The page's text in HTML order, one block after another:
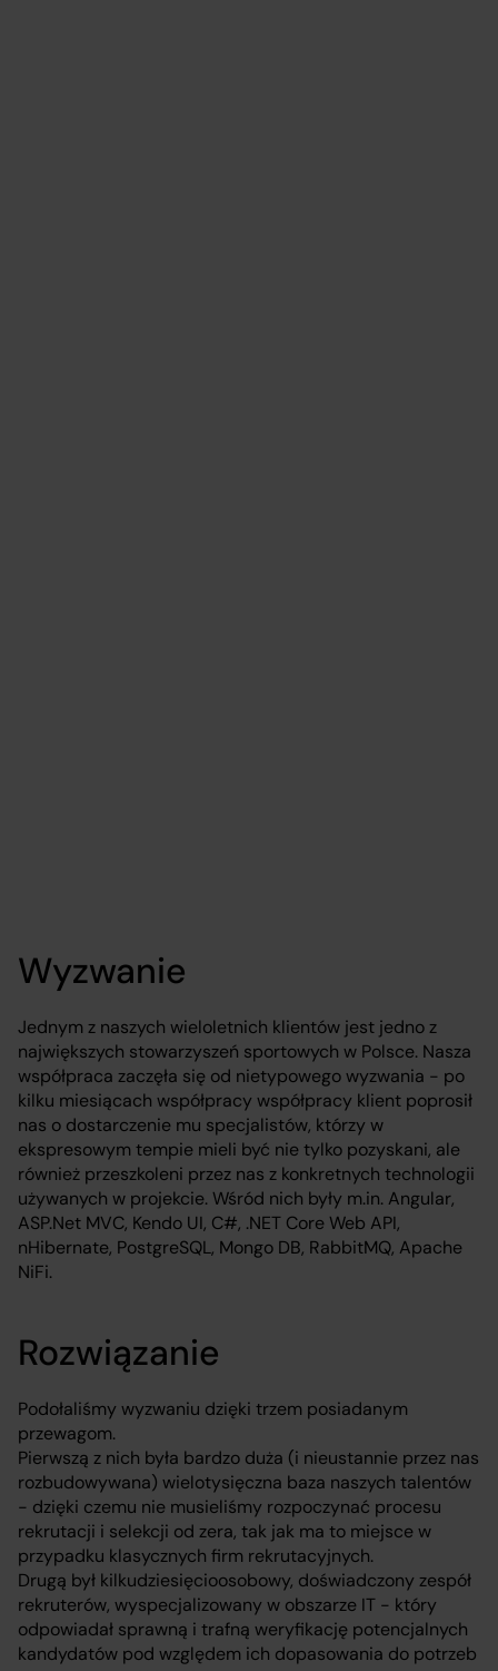
Wyzwanie
Jednym z naszych wieloletnich klientów jest jedno z
największych stowarzyszeń sportowych w Polsce. Nasza
współpraca zaczęła się od nietypowego wyzwania - po
kilku miesiącach współpracy współpracy klient poprosił
nas o dostarczenie mu specjalistów, którzy w
ekspresowym tempie mieli być nie tylko pozyskani, ale
również przeszkoleni przez nas z konkretnych technologii
używanych w projekcie. Wśród nich były m.in. Angular,
ASP.Net MVC, Kendo UI, C#, .NET Core Web API,
nHibernate, PostgreSQL, Mongo DB, RabbitMQ, Apache
NiFi.
Rozwiązanie
Podołaliśmy wyzwaniu dzięki trzem posiadanym
przewagom.
Pierwszą z nich była bardzo duża (i nieustannie przez nas
rozbudowywana) wielotysięczna baza naszych talentów
- dzięki czemu nie musieliśmy rozpoczynać procesu
rekrutacji i selekcji od zera, tak jak ma to miejsce w
przypadku klasycznych firm rekrutacyjnych.
Drugą był kilkudziesięcioosobowy, doświadczony zespół
rekruterów, wyspecjalizowany w obszarze IT - który
odpowiadał sprawną i trafną weryfikację potencjalnych
kandydatów pod względem ich dopasowania do potrzeb